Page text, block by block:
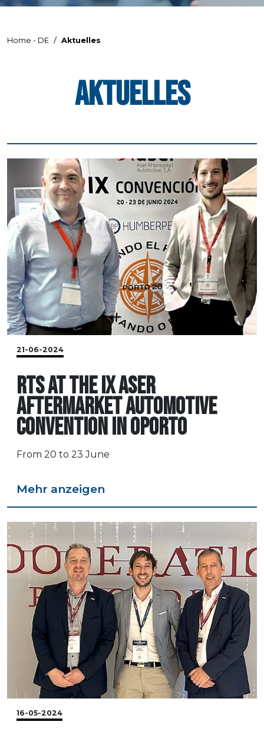
Home - DE Aktuelles
Aktuelles
21-06-2024
RTS AT THE IX ASER
AFTERMARKET AUTOMOTIVE
CONVENTION IN OPORTO
From 20 to 23 June
Mehr anzeigen
16-05-2024